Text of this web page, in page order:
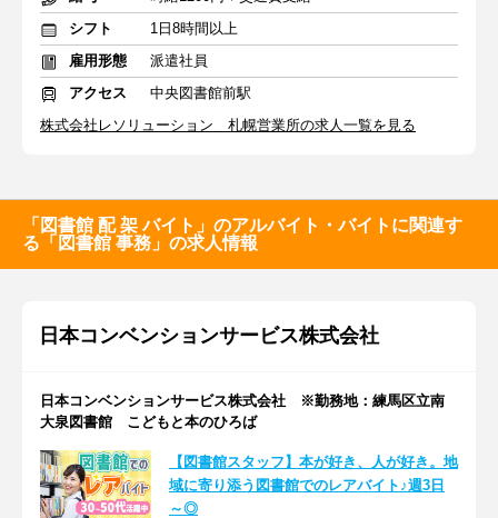
シフト
1日8時間以上
雇用形態
派遣社員
アクセス
中央図書館前駅
株式会社レソリューション 札幌営業所の求人一覧を見る
「図書館 配 架 バイト」のアルバイト・バイトに関連す
る「図書館 事務」の求人情報
日本コンベンションサービス株式会社
日本コンベンションサービス株式会社 ※勤務地：練馬区立南
大泉図書館 こどもと本のひろば
【図書館スタッフ】本が好き、人が好き。地
域に寄り添う図書館でのレアバイト♪週3日
～◎